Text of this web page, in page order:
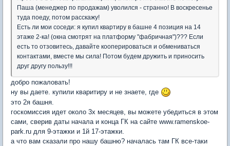
Паша (менеджер по продажам) уволился - странно! В воскресенье
туда поеду, потом расскажу!
Есть ли мои соседи: я купил квартиру в башне 4 позиция на 14
этаже 2-ка! (окна смотрят на платформу "фабричная")??? Если
есть то отзовитесь, давайте кооперироваться и обмениваться
контактами, вместе мы сила! Потом будем дружить и приносить
друг другу пользу!!!
добро пожаловать!
ну вы даете. купили кваритиру и не знаете, где
это 2я башня.
госкомиссия идет около 3х месяцев, вы можете убедиться в этом
сами, сверив даты начала и конца ГК на сайте www.ramenskoe-
park.ru для 9-этажки и 1й 17-этажки.
а что вам сказали про нашу башню? началась там ГК все-таки